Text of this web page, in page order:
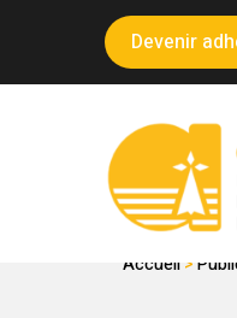
Devenir
Accueil>
Panneau de gestion des